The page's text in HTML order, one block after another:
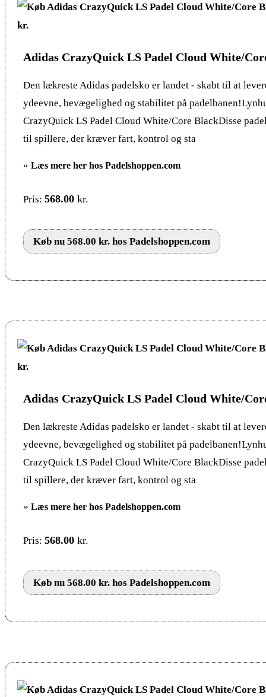
Adidas CrazyQuick LS Padel Cloud White/
Den lækreste Adidas padelsko er landet - skabt til at
ydeevne, bevægelighed og stabilitet på
CrazyQuick LS Padel Cloud White/Core BlackDisse
til spillere, der kræver fart, kontrol og sta
» Læs mere her hos Padelshoppen.com
Pris: 568.00 kr.
Køb nu 568.00 kr. hos Padelshoppen.com
Adidas CrazyQuick LS Padel Cloud White/
Den lækreste Adidas padelsko er landet - skabt til at
ydeevne, bevægelighed og stabilitet på
CrazyQuick LS Padel Cloud White/Core BlackDisse
til spillere, der kræver fart, kontrol og sta
» Læs mere her hos Padelshoppen.com
Pris: 568.00 kr.
Køb nu 568.00 kr. hos Padelshoppen.com